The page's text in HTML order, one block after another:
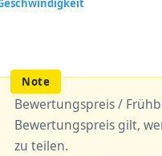
Bewertungspreis /
Bewertungspreis gilt,
zu teilen.